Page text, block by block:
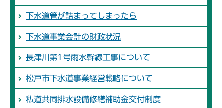
下水道管が詰まってしまったら
下水道事業会計の財政状況
長津川第1号雨水幹線工事について
松戸市下水道事業経営戦略について
私道共同排水設備修繕補助金交付制度